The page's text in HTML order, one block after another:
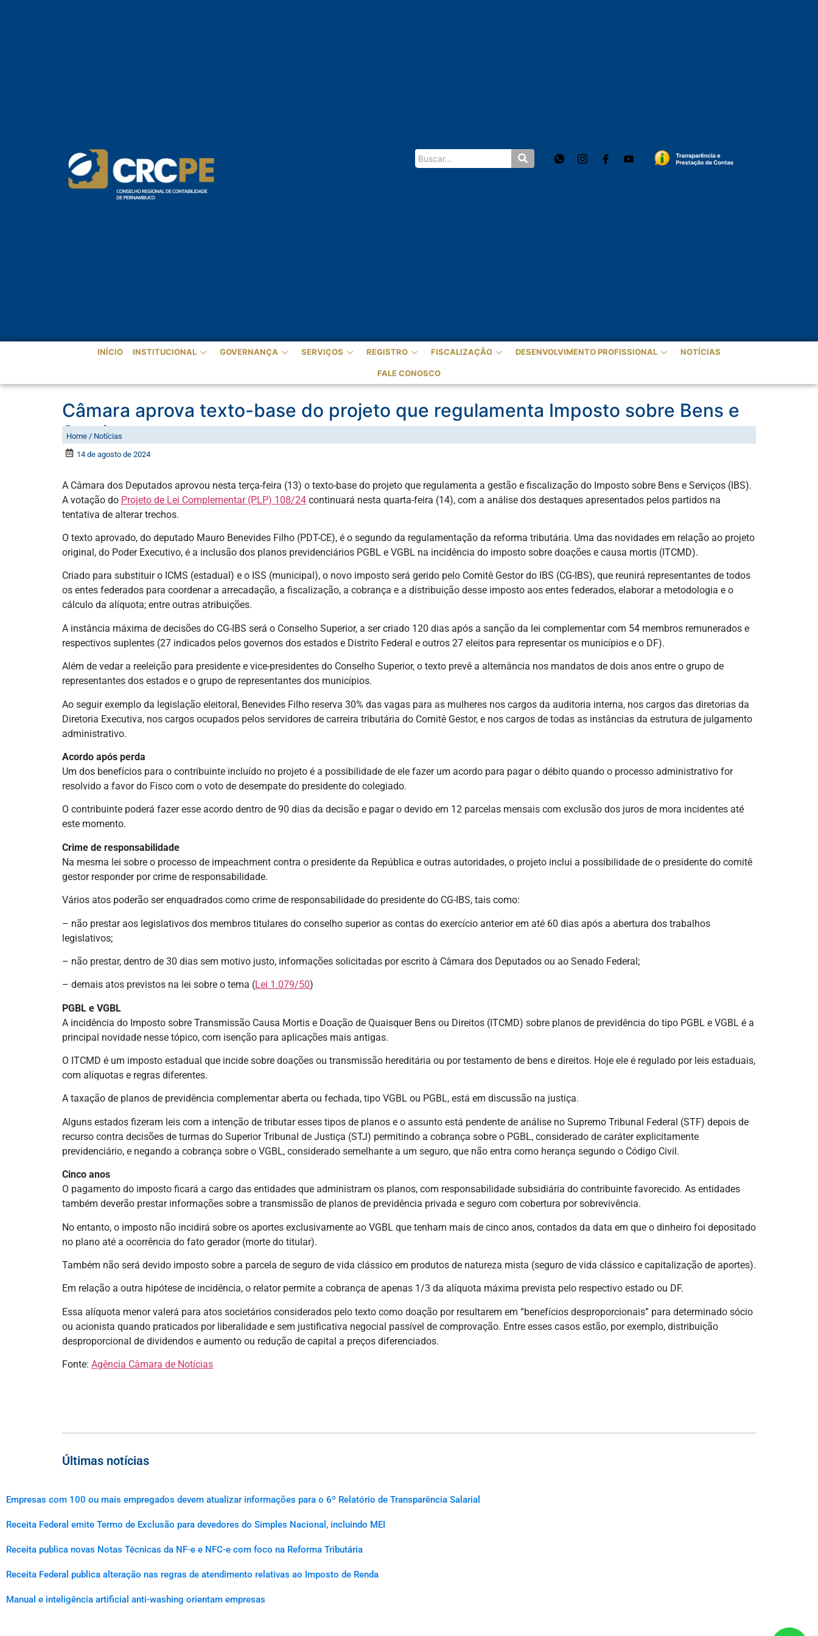
INÍCIO INSTITUCIONAL GOVERNANÇA SERVIÇOS REGISTRO FISCALIZAÇÃO DESENVOLVIMENTO PROFISSIONAL NOTÍCIAS
FALE CONOSCO
Câmara aprova texto-base do projeto que regulamenta Imposto sobre Bens e
Serviços
Home / Notícias
14 de agosto de 2024
A Câmara dos Deputados aprovou nesta terça-feira (13) o texto-base do projeto que regulamenta a gestão e fiscalização do Imposto sobre Bens e Serviços (IBS).
A votação do Projeto de Lei Complementar (PLP) 108/24 continuará nesta quarta-feira (14), com a análise dos destaques apresentados pelos partidos na
tentativa de alterar trechos.
O texto aprovado, do deputado Mauro Benevides Filho (PDT-CE), é o segundo da regulamentação da reforma tributária. Uma das novidades em relação ao projeto
original, do Poder Executivo, é a inclusão dos planos previdenciários PGBL e VGBL na incidência do imposto sobre doações e causa mortis (ITCMD).
Criado para substituir o ICMS (estadual) e o ISS (municipal), o novo imposto será gerido pelo Comitê Gestor do IBS (CG-IBS), que reunirá representantes de todos
os entes federados para coordenar a arrecadação, a fiscalização, a cobrança e a distribuição desse imposto aos entes federados, elaborar a metodologia e o
cálculo da alíquota; entre outras atribuições.
A instância máxima de decisões do CG-IBS será o Conselho Superior, a ser criado 120 dias após a sanção da lei complementar com 54 membros remunerados e
respectivos suplentes (27 indicados pelos governos dos estados e Distrito Federal e outros 27 eleitos para representar os municípios e o DF).
Além de vedar a reeleição para presidente e vice-presidentes do Conselho Superior, o texto prevê a alternância nos mandatos de dois anos entre o grupo de
representantes dos estados e o grupo de representantes dos municípios.
Ao seguir exemplo da legislação eleitoral, Benevides Filho reserva 30% das vagas para as mulheres nos cargos da auditoria interna, nos cargos das diretorias da
Diretoria Executiva, nos cargos ocupados pelos servidores de carreira tributária do Comitê Gestor, e nos cargos de todas as instâncias da estrutura de julgamento
administrativo.
Acordo após perda
Um dos benefícios para o contribuinte incluído no projeto é a possibilidade de ele fazer um acordo para pagar o débito quando o processo administrativo for
resolvido a favor do Fisco com o voto de desempate do presidente do colegiado.
O contribuinte poderá fazer esse acordo dentro de 90 dias da decisão e pagar o devido em 12 parcelas mensais com exclusão dos juros de mora incidentes até
este momento.
Crime de responsabilidade
Na mesma lei sobre o processo de impeachment contra o presidente da República e outras autoridades, o projeto inclui a possibilidade de o presidente do comitê
gestor responder por crime de responsabilidade.
Vários atos poderão ser enquadrados como crime de responsabilidade do presidente do CG-IBS, tais como:
– não prestar aos legislativos dos membros titulares do conselho superior as contas do exercício anterior em até 60 dias após a abertura dos trabalhos
legislativos;
– não prestar, dentro de 30 dias sem motivo justo, informações solicitadas por escrito à Câmara dos Deputados ou ao Senado Federal;
– demais atos previstos na lei sobre o tema (Lei 1.079/50)
PGBL e VGBL
A incidência do Imposto sobre Transmissão Causa Mortis e Doação de Quaisquer Bens ou Direitos (ITCMD) sobre planos de previdência do tipo PGBL e VGBL é a
principal novidade nesse tópico, com isenção para aplicações mais antigas.
O ITCMD é um imposto estadual que incide sobre doações ou transmissão hereditária ou por testamento de bens e direitos. Hoje ele é regulado por leis estaduais,
com alíquotas e regras diferentes.
A taxação de planos de previdência complementar aberta ou fechada, tipo VGBL ou PGBL, está em discussão na justiça.
Alguns estados fizeram leis com a intenção de tributar esses tipos de planos e o assunto está pendente de análise no Supremo Tribunal Federal (STF) depois de
recurso contra decisões de turmas do Superior Tribunal de Justiça (STJ) permitindo a cobrança sobre o PGBL, considerado de caráter explicitamente
previdenciário, e negando a cobrança sobre o VGBL, considerado semelhante a um seguro, que não entra como herança segundo o Código Civil.
Cinco anos
O pagamento do imposto ficará a cargo das entidades que administram os planos, com responsabilidade subsidiária do contribuinte favorecido. As entidades
também deverão prestar informações sobre a transmissão de planos de previdência privada e seguro com cobertura por sobrevivência.
No entanto, o imposto não incidirá sobre os aportes exclusivamente ao VGBL que tenham mais de cinco anos, contados da data em que o dinheiro foi depositado
no plano até a ocorrência do fato gerador (morte do titular).
Também não será devido imposto sobre a parcela de seguro de vida clássico em produtos de natureza mista (seguro de vida clássico e capitalização de aportes).
Em relação a outra hipótese de incidência, o relator permite a cobrança de apenas 1/3 da alíquota máxima prevista pelo respectivo estado ou DF.
Essa alíquota menor valerá para atos societários considerados pelo texto como doação por resultarem em “benefícios desproporcionais” para determinado sócio
ou acionista quando praticados por liberalidade e sem justificativa negocial passível de comprovação. Entre esses casos estão, por exemplo, distribuição
desproporcional de dividendos e aumento ou redução de capital a preços diferenciados.
Fonte: Agência Câmara de Notícias
Últimas notícias
Empresas com 100 ou mais empregados devem atualizar informações para o 6º Relatório de Transparência Salarial
Receita Federal emite Termo de Exclusão para devedores do Simples Nacional, incluindo MEI
Receita publica novas Notas Técnicas da NF-e e NFC-e com foco na Reforma Tributária
Receita Federal publica alteração nas regras de atendimento relativas ao Imposto de Renda
Manual e inteligência artificial anti-washing orientam empresas